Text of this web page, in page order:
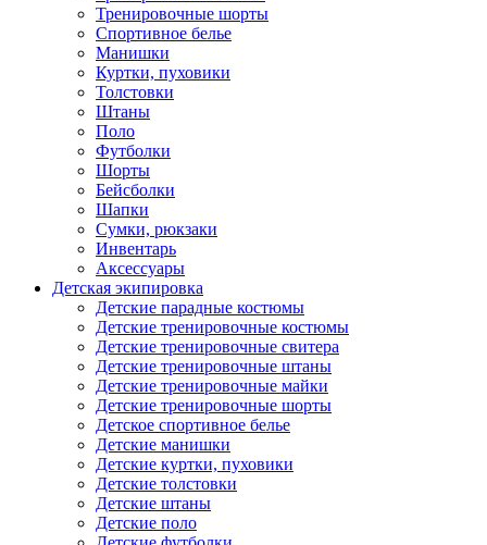
Тренировочные шорты
Спортивное белье
Манишки
Куртки, пуховики
Толстовки
Штаны
Поло
Футболки
Шорты
Бейсболки
Шапки
Сумки, рюкзаки
Инвентарь
Аксессуары
Детская экипировка
Детские парадные костюмы
Детские тренировочные костюмы
Детские тренировочные свитера
Детские тренировочные штаны
Детские тренировочные майки
Детские тренировочные шорты
Детское спортивное белье
Детские манишки
Детские куртки, пуховики
Детские толстовки
Детские штаны
Детские поло